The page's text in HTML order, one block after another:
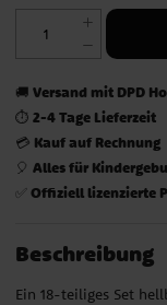
🚚 Versand mit DPD
⏱️ 2-4 Tage Lieferzeit
💳 Kauf auf Rechnung
🎈 Alles für
✅ Offiziell lizenzierte
Beschreibung
Ein 18-teiliges Set